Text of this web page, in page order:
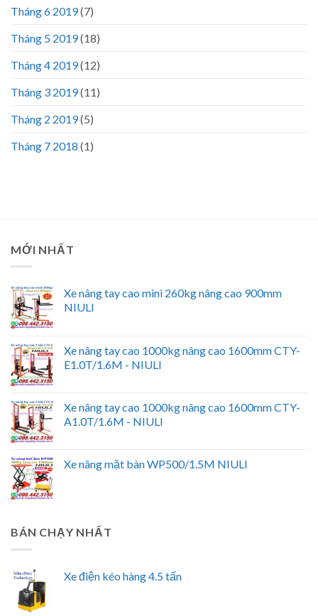
Tháng 6 2019(7)
Tháng 5 2019(18)
Tháng 4 2019(12)
Tháng 3 2019(11)
Tháng 2 2019(5)
Tháng 7 2018 (1)
MỚI NHẤT
Xe nâng tay cao mini 260kg nâng cao 900mm
NIULI
Xe nâng tay cao 1000kg nâng cao 1600mm CTY-
E1.0T/1.6M - NIULI
Xe nâng tay cao 1000kg nâng cao 1600mm CTY-
A1.0T/1.6M - NIULI
Xe nâng mặt bàn WP500/1.5M NIULI
BÁN CHẠY NHẤT
Xe điện kéo hàng 4.5 tấn